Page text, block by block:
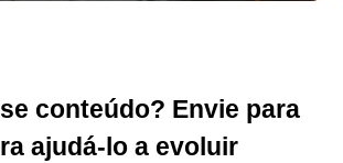
conteúdo? Envie para
ajudá-lo a evoluir